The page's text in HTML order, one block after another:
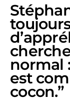
normal
est
cocon.”